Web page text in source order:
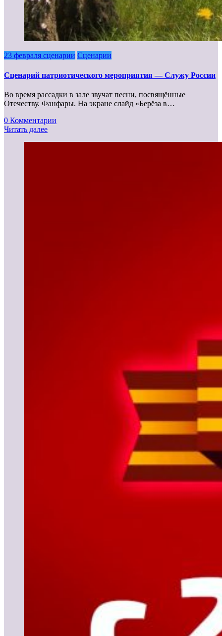
23 февраля сценарии Сценарии
Сценарий патриотического мероприятия — Служу России
Во время рассадки в зале звучат песни, посвящённые
Отечеству. Фанфары. На экране слайд «Берёза в…
0 Комментарии
Читать далее